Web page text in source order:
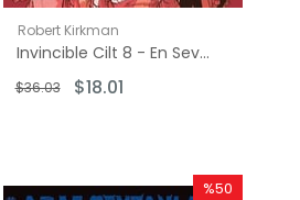
Robert Kirkman
Invincible Cilt 8 - En Sevdiğim Marslı
$18.01
$36.03
%50